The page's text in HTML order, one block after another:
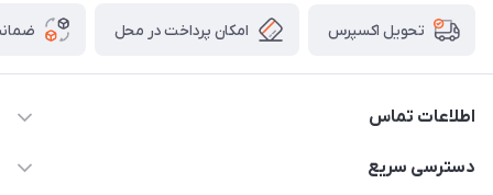
تحویل اکسپرس امکان پرداخت در محل
اطلاعات تماس
۰۹۳۵۶۰۴۰۳۶۵
دسترسی سریع